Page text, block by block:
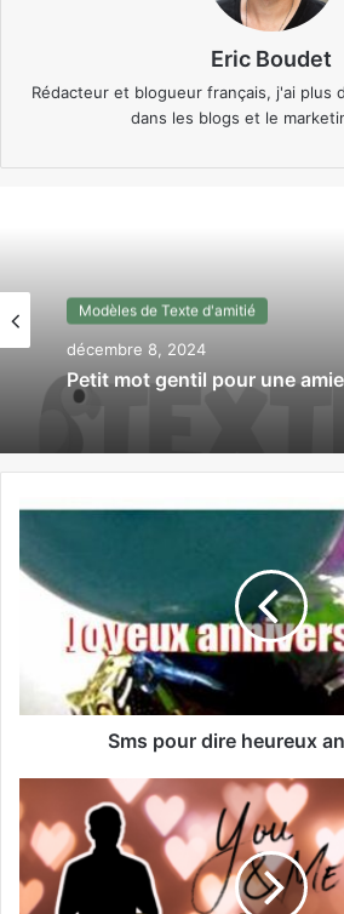
Eric Boudet
Rédacteur et blogueur français, j'ai plus
dans les blogs et le
Modèles de Texte d'amitié
décembre 8, 2024
Petit mot gentil pour une amie
Modèles de Texte d'amitié
décembre 6, 2024
Texte d’amitié sincère qui
presque)
Sms pour dire heureux